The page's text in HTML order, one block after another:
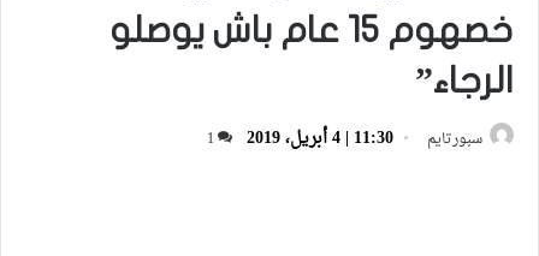
خصهوم 15 عام باش يوصلو
الرجاء”
سبورتايم 11:30 | 4 أبريل، 2019 1